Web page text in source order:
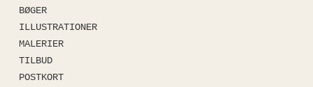
BØGER
ILLUSTRATIONER
MALERIER
TILBUD
POSTKORT